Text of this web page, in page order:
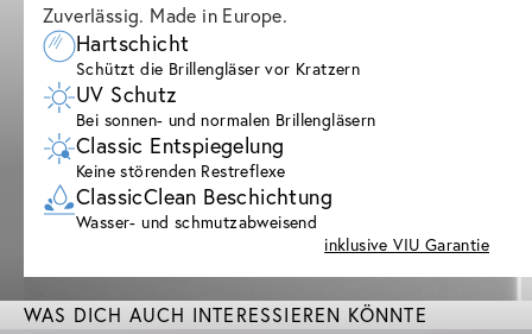
Zuverlässig. Made in Europe.
Hartschicht
Schützt die Brillengläser vor Kratzern
UV Schutz
Bei sonnen- und normalen Brillengläsern
Classic Entspiegelung
Keine störenden Restreflexe
ClassicClean Beschichtung
Wasser- und schmutzabweisend
inklusive VIU Garantie
WAS DICH AUCH INTERESSIEREN KÖNNTE